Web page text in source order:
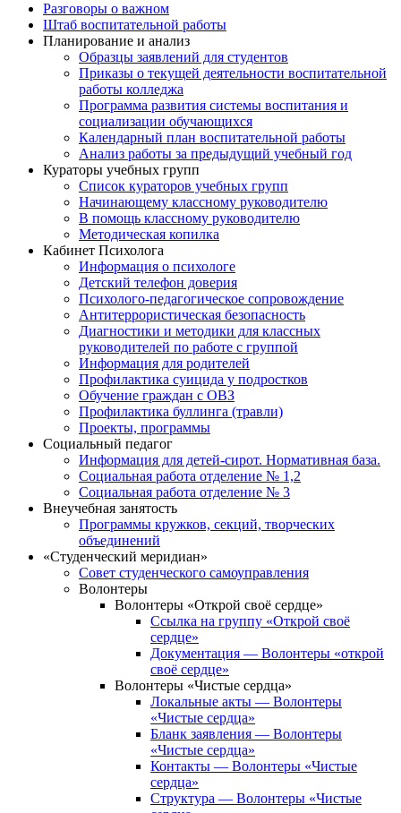
Разговоры о важном
Штаб воспитательной работы
Планирование и анализ
Образцы заявлений для студентов
Приказы о текущей деятельности воспитательной
работы колледжа
Программа развития системы воспитания и
социализации обучающихся
Календарный план воспитательной работы
Анализ работы за предыдущий учебный год
Кураторы учебных групп
Список кураторов учебных групп
Начинающему классному руководителю
В помощь классному руководителю
Методическая копилка
Кабинет Психолога
Информация о психологе
Детский телефон доверия
Психолого-педагогическое сопровождение
Антитеррористическая безопасность
Диагностики и методики для классных
руководителей по работе с группой
Информация для родителей
Профилактика суицида у подростков
Обучение граждан с ОВЗ
Профилактика буллинга (травли)
Проекты, программы
Социальный педагог
Информация для детей-сирот. Нормативная база.
Социальная работа отделение № 1,2
Социальная работа отделение № 3
Внеучебная занятость
Программы кружков, секций, творческих
объединений
«Студенческий меридиан»
Совет студенческого самоуправления
Волонтеры
Волонтеры «Открой своё сердце»
Ссылка на группу «Открой своё
сердце»
Документация — Волонтеры «открой
своё сердце»
Волонтеры «Чистые сердца»
Локальные акты — Волонтеры
«Чистые сердца»
Бланк заявления — Волонтеры
«Чистые сердца»
Контакты — Волонтеры «Чистые
сердца»
Структура — Волонтеры «Чистые